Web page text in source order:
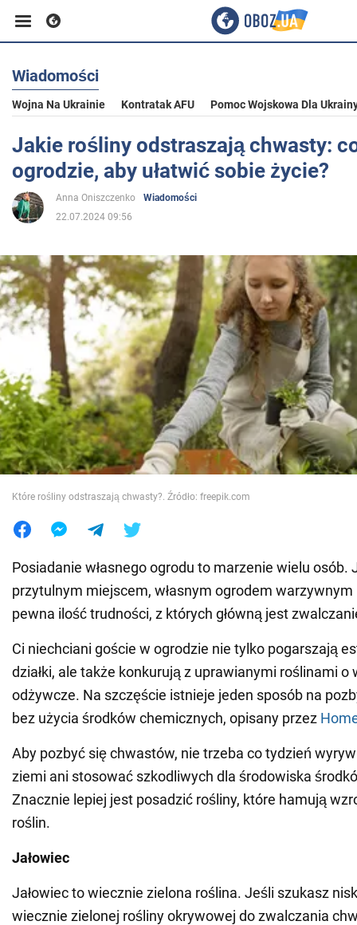
Biznes
Sport
Rozrywka
Polityka
Społeczeństwo
Wojna na Ukrainie
Świat
Jedzenie
Wiadomości
Wojna Na Ukrainie Kontratak AFU Pomoc Wojskowa Dla
Jakie rośliny odstraszają chwasty:
ogrodzie, aby ułatwić sobie życie?
Anna Oniszczenko
Wiadomości
22.07.2024 09:56
Które rośliny odstraszają chwasty?. Źródło: freepik.com
Posiadanie własnego ogrodu to marzenie wielu osób.
przytulnym miejscem, własnym ogrodem
pewna ilość trudności, z których główną jest
Ci niechciani goście w ogrodzie nie tylko pogarszają
działki, ale także konkurują z uprawianymi roślinami o
odżywcze. Na szczęście istnieje jeden sposób na
bez użycia środków chemicznych, opisany przez
Aby pozbyć się chwastów, nie trzeba co tydzień
ziemi ani stosować szkodliwych dla środowiska
Znacznie lepiej jest posadzić rośliny, które hamują
roślin.
Jałowiec
Jałowiec to wiecznie zielona roślina. Jeśli szukasz
wiecznie zielonej rośliny okrywowej do zwalczania